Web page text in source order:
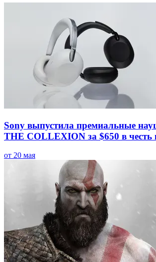
Sony выпустила премиальные
THE COLLEXION за $650 в честь
от 20 мая